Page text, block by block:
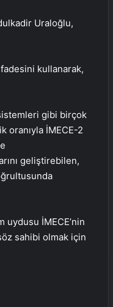
Uraloğlu,
kullanarak,
gibi birçok
oranıyla İMECE-2
geliştirebilen,
İMECE’nin
sahibi olmak için
İle Akıllı
Yazılımı
ve En Uygun
Profesyonel